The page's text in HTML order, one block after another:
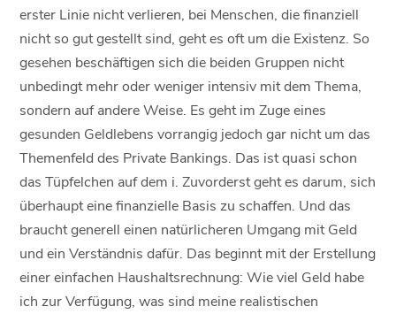
erster Linie nicht verlieren, bei Menschen, die finanziell
nicht so gut gestellt sind, geht es oft um die Existenz. So
gesehen beschäftigen sich die beiden Gruppen nicht
unbedingt mehr oder weniger intensiv mit dem Thema,
sondern auf andere Weise. Es geht im Zuge eines
gesunden Geldlebens vorrangig jedoch gar nicht um das
Themenfeld des Private Bankings. Das ist quasi schon
das Tüpfelchen auf dem i. Zuvorderst geht es darum, sich
überhaupt eine finanzielle Basis zu schaffen. Und das
braucht generell einen natürlicheren Umgang mit Geld
und ein Verständnis dafür. Das beginnt mit der Erstellung
einer einfachen Haushaltsrechnung: Wie viel Geld habe
ich zur Verfügung, was sind meine realistischen